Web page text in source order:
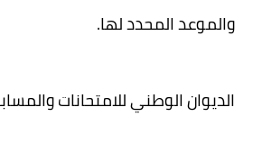
والموعد المحدد لها.
الديوان الوطني للامتحانات